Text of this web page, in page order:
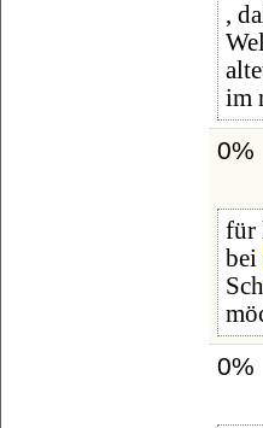
,
im
0%
für
bei
0%